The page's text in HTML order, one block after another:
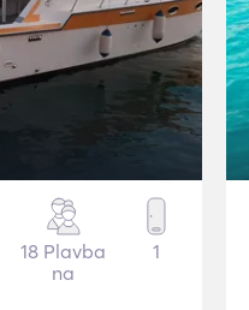
18 Plavba
na
1